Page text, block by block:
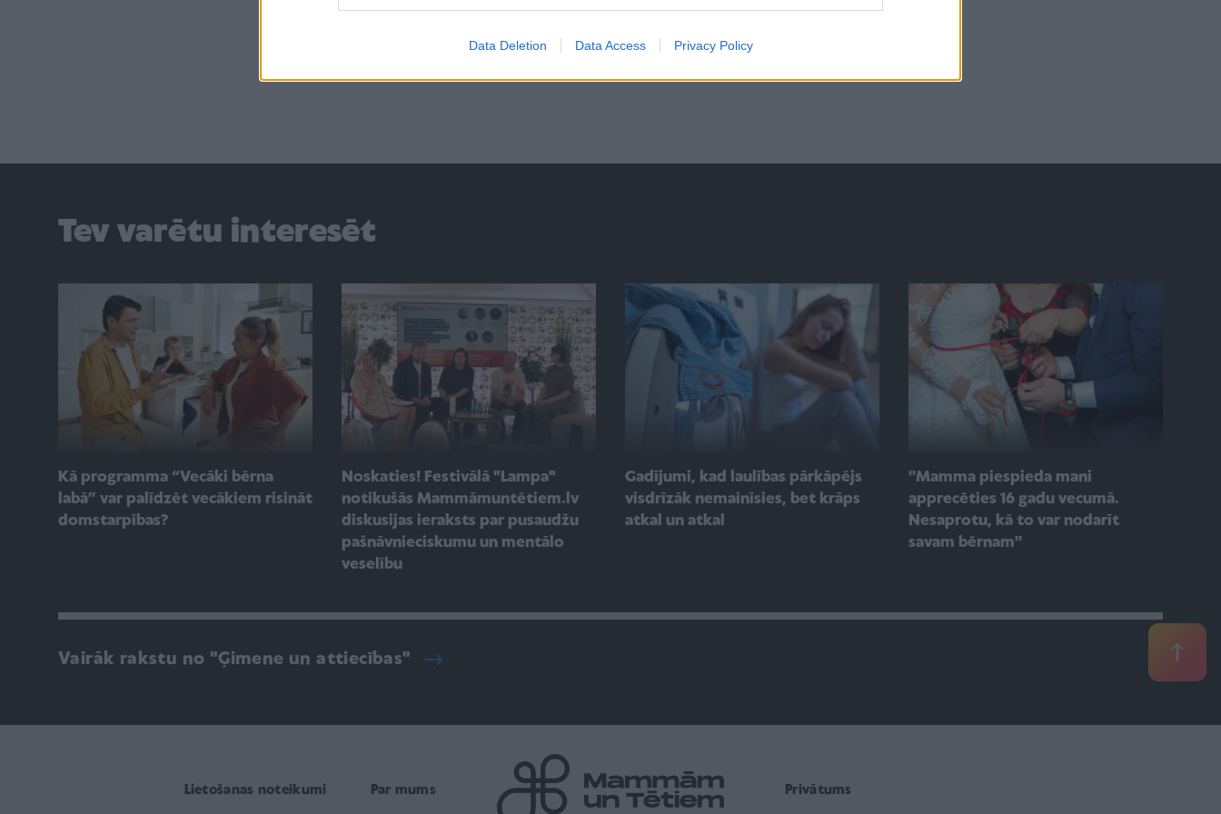
Data Deletion Data Access Privacy Policy
Tev varētu interesēt
Kā programma “Vecāki bērna
labā” var palīdzēt vecākiem risināt
domstarpības?
Noskaties! Festivālā "Lampa"
notikušās Mammāmuntētiem.lv
diskusijas ieraksts par pusaudžu
pašnāvnieciskumu un mentālo
veselību
Gadījumi, kad laulības pārkāpējs
visdrīzāk nemainīsies, bet krāps
atkal un atkal
''Mamma piespieda mani
apprecēties 16 gadu vecumā.
Nesaprotu, kā to var nodarīt
savam bērnam''
Vairāk rakstu no "Ģimene un attiecības"
Lietošanas noteikumi Par mums Privātums